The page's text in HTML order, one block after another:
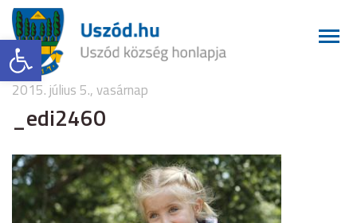
Eszköztár megnyitása
2015. július 5., vasárnap
_edi2460